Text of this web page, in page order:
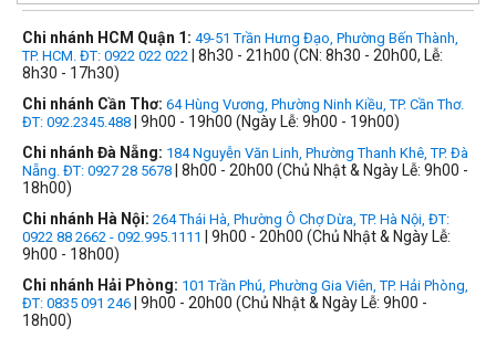
Chi nhánh HCM Quận 1: 49-51 Trần Hưng Đạo, Phường Bến Thành,
TP. HCM. ĐT: 0922 022 022 | 8h30 - 21h00 (CN: 8h30 - 20h00, Lễ:
8h30 - 17h30)
Chi nhánh Cần Thơ: 64 Hùng Vương, Phường Ninh Kiều, TP. Cần Thơ.
ĐT: 092.2345.488 | 9h00 - 19h00 (Ngày Lễ: 9h00 - 19h00)
Chi nhánh Đà Nẵng: 184 Nguyễn Văn Linh, Phường Thanh Khê, TP. Đà
Nẵng. ĐT: 0927 28 5678 | 8h00 - 20h00 (Chủ Nhật & Ngày Lễ: 9h00 -
18h00)
Chi nhánh Hà Nội: 264 Thái Hà, Phường Ô Chợ Dừa, TP. Hà Nội, ĐT:
0922 88 2662 - 092.995.1111
| 9h00 - 20h00 (Chủ Nhật & Ngày Lễ:
9h00 - 18h00)
Chi nhánh Hải Phòng: 101 Trần Phú, Phường Gia Viên, TP. Hải Phòng,
ĐT: 0835 091 246 | 9h00 - 20h00 (Chủ Nhật & Ngày Lễ: 9h00 -
18h00)